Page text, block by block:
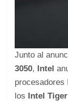
Junto al
3050, Intel
procesadores
los Intel